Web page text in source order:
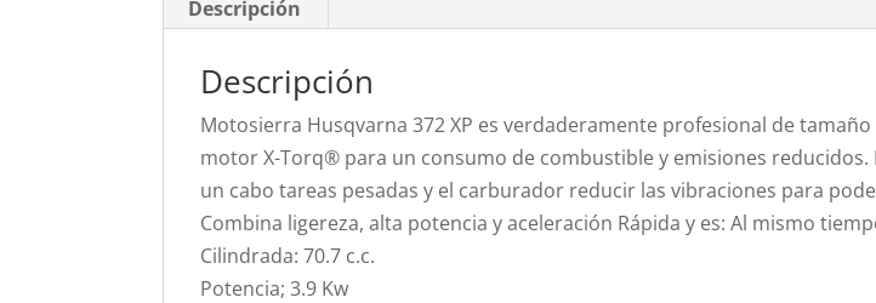
Descripción
Descripción
Motosierra Husqvarna 372 XP es verdaderamente profesional de
motor X-Torq® para un consumo de combustible y emisiones
un cabo tareas pesadas y el carburador reducir las vibraciones para
Combina ligereza, alta potencia y aceleración Rápida y es: Al mismo
Cilindrada: 70.7 c.c.
Potencia; 3.9 Kw